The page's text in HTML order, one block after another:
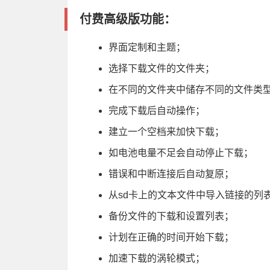
付费高级版功能：
界面定制和主题；
选择下载文件的文件夹；
在不同的文件夹中储存不同的文件类型
完成下载后自动操作；
建立一个空档来加快下载；
如电池电量不足会自动停止下载；
错误和中断连接后自动复原；
从sd卡上的文本文件中导入链接的列表
备份文件的下载和设置列表；
计划在正确的时间开始下载；
加速下载的涡轮模式；